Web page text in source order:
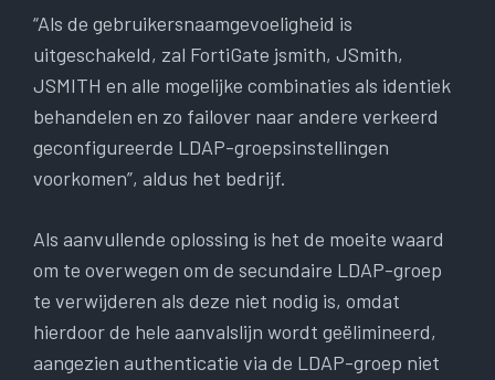
“Als de gebruikersnaamgevoeligheid is
uitgeschakeld, zal FortiGate jsmith, JSmith,
JSMITH en alle mogelijke combinaties als identiek
behandelen en zo failover naar andere verkeerd
geconfigureerde LDAP-groepsinstellingen
voorkomen”, aldus het bedrijf.
Als aanvullende oplossing is het de moeite waard
om te overwegen om de secundaire LDAP-groep
te verwijderen als deze niet nodig is, omdat
hierdoor de hele aanvalslijn wordt geëlimineerd,
aangezien authenticatie via de LDAP-groep niet